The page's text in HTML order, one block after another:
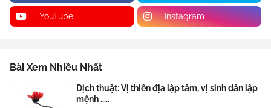
YouTube Instagram
Bài Xem Nhiều Nhất
Dịch thuật: Vị thiên địa lập tâm, vị sinh dân lập
mệnh .....